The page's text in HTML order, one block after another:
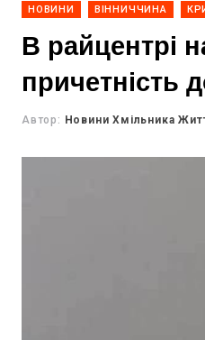
НОВИНИ ВІННИЧЧИНА
В райцентрі
причетність
Автор: Новини Хмільника